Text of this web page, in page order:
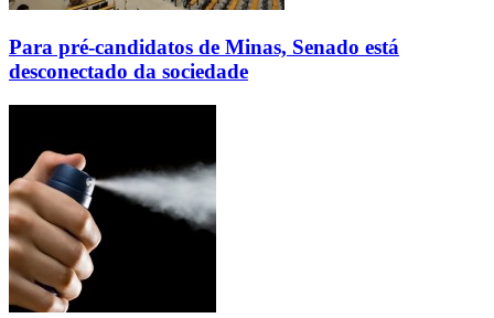
Para pré-candidatos de Minas, Senado está
desconectado da sociedade